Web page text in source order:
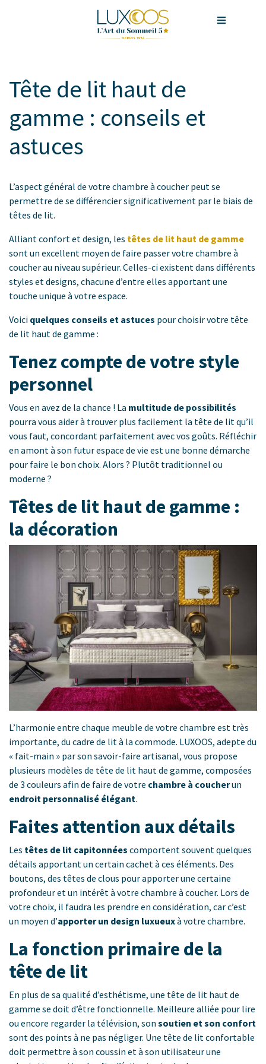
Tête de lit haut de
gamme : conseils et
astuces
L’aspect général de votre chambre à coucher peut se
permettre de se différencier significativement par le biais de
têtes de lit.
Alliant confort et design, les têtes de lit haut de gamme
sont un excellent moyen de faire passer votre chambre à
coucher au niveau supérieur. Celles-ci existent dans différents
styles et designs, chacune d’entre elles apportant une
touche unique à votre espace.
Voici quelques conseils et astuces pour choisir votre tête
de lit haut de gamme :
Tenez compte de votre style
personnel
Vous en avez de la chance ! La multitude de possibilités
pourra vous aider à trouver plus facilement la tête de lit qu’il
vous faut, concordant parfaitement avec vos goûts. Réfléchir
en amont à son futur espace de vie est une bonne démarche
pour faire le bon choix. Alors ? Plutôt traditionnel ou
moderne ?
Têtes de lit haut de gamme :
la décoration
L’harmonie entre chaque meuble de votre chambre est très
importante, du cadre de lit à la commode. LUXOOS, adepte du
« fait-main » par son savoir-faire artisanal, vous propose
plusieurs modèles de tête de lit haut de gamme, composées
de 3 couleurs afin de faire de votre chambre à coucherun
endroit personnalisé élégant.
Faites attention aux détails
Les têtes de lit capitonnées comportent souvent quelques
détails apportant un certain cachet à ces éléments. Des
boutons, des têtes de clous pour apporter une certaine
profondeur et un intérêt à votre chambre à coucher. Lors de
votre choix, il faudra les prendre en considération, car c’est
un moyen d’apporter un design luxueuxà votre chambre.
La fonction primaire de la
tête de lit
En plus de sa qualité d’esthétisme, une tête de lit haut de
gamme se doit d’être fonctionnelle. Meilleure alliée pour lire
ou encore regarder la télévision, son soutien et son confort
sont des points à ne pas négliger. Une tête de lit confortable
doit permettre à son coussin et à son utilisateur une